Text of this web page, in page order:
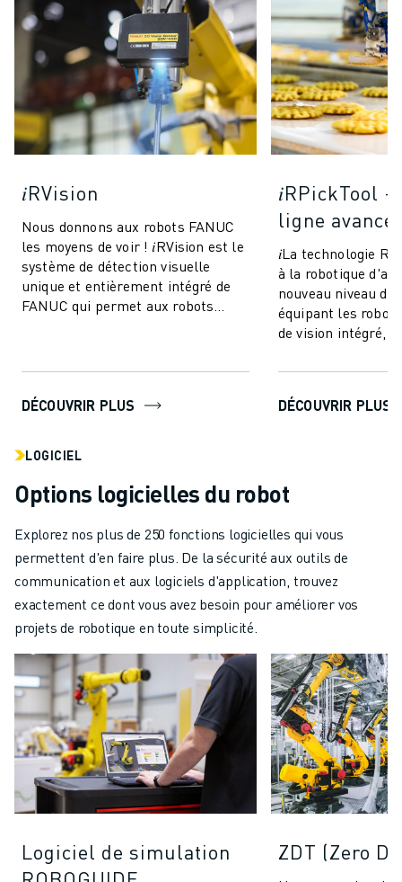
𝑖RVision
Nous donnons aux robots FANUC
les moyens de voir ! 𝑖RVision est le
système de détection visuelle
unique et entièrement intégré de
FANUC qui permet aux robots
DÉCOUVRIR PLUS
𝑖RPickTool
ligne avancé
𝑖La technologie
à la robotique
nouveau niveau
équipant les
de vision intégré,
DÉCOUVRIR PLUS
LOGICIEL
Options logicielles du robot
Explorez nos plus de 250 fonctions logicielles qui vous
permettent d'en faire plus. De la sécurité aux outils de
communication et aux logiciels d'application, trouvez
exactement ce dont vous avez besoin pour améliorer vos
projets de robotique en toute simplicité.
Logiciel de simulation
ZDT (Zero